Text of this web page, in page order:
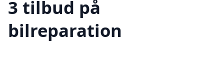
3 tilbud på
bilreparation